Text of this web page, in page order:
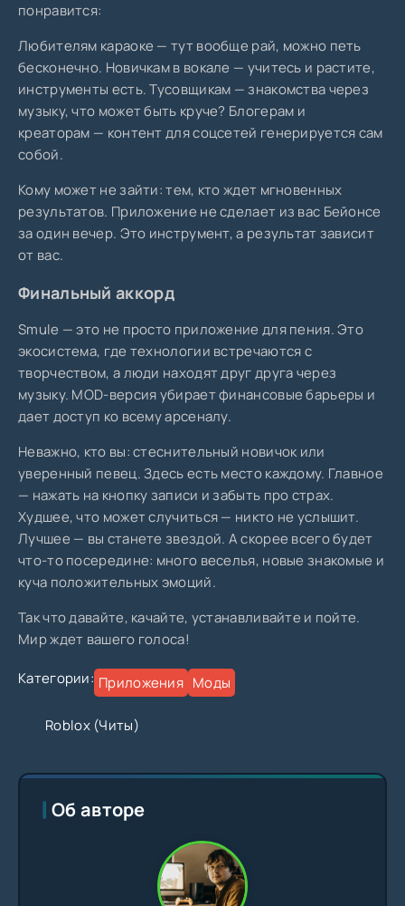
понравится:
Любителям караоке — тут вообще рай, можно петь
бесконечно. Новичкам в вокале — учитесь и растите,
инструменты есть. Тусовщикам — знакомства через
музыку, что может быть круче? Блогерам и
креаторам — контент для соцсетей генерируется сам
собой.
Кому может не зайти: тем, кто ждет мгновенных
результатов. Приложение не сделает из вас Бейонсе
за один вечер. Это инструмент, а результат зависит
от вас.
Финальный аккорд
Smule — это не просто приложение для пения. Это
экосистема, где технологии встречаются с
творчеством, а люди находят друг друга через
музыку. MOD-версия убирает финансовые барьеры и
дает доступ ко всему арсеналу.
Неважно, кто вы: стеснительный новичок или
уверенный певец. Здесь есть место каждому. Главное
— нажать на кнопку записи и забыть про страх.
Худшее, что может случиться — никто не услышит.
Лучшее — вы станете звездой. А скорее всего будет
что-то посередине: много веселья, новые знакомые и
куча положительных эмоций.
Так что давайте, качайте, устанавливайте и пойте.
Мир ждет вашего голоса!
Категории: Приложения Моды
Roblox (Читы)
Об авторе